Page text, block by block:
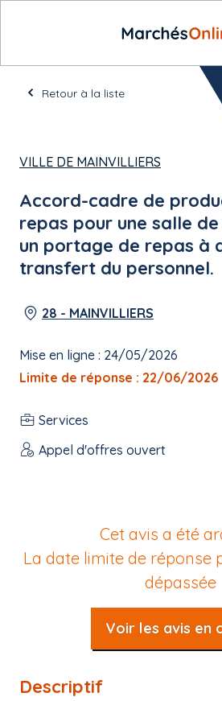
Retour à la liste
VILLE DE MAINVILLIERS
Accord-cadre de
repas pour une salle
un portage de repas à
transfert du personnel.
28 - MAINVILLIERS
Mise en ligne : 24/05/2026
Limite de réponse : 22/06/2026
Services
Appel d'offres ouvert
Cet avis a été
La date limite de réponse
dépassée
Voir les avis en
Descriptif